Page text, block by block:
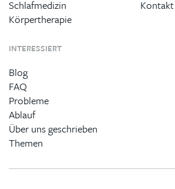
Schlafmedizin
Körpertherapie
Kontakt
INTERESSIERT
Blog
FAQ
Probleme
Ablauf
Über uns geschrieben
Themen